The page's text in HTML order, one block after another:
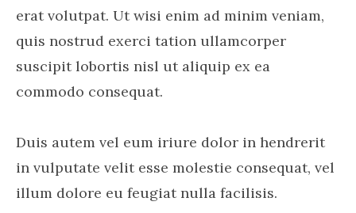
erat volutpat. Ut wisi enim ad minim veniam,
quis nostrud exerci tation ullamcorper
suscipit lobortis nisl ut aliquip ex ea
commodo consequat.
Duis autem vel eum iriure dolor in hendrerit
in vulputate velit esse molestie consequat, vel
illum dolore eu feugiat nulla facilisis.